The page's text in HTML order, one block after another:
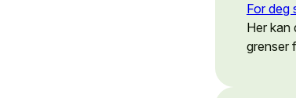
For deg
Her kan
grenser